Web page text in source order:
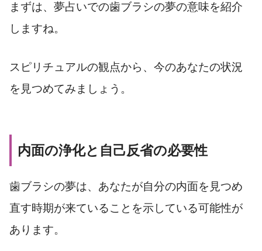
まずは、夢占いでの歯ブラシの夢の意味を紹介
しますね。
スピリチュアルの観点から、今のあなたの状況
を見つめてみましょう。
内面の浄化と自己反省の必要性
歯ブラシの夢は、あなたが自分の内面を見つめ
直す時期が来ていることを示している可能性が
あります。